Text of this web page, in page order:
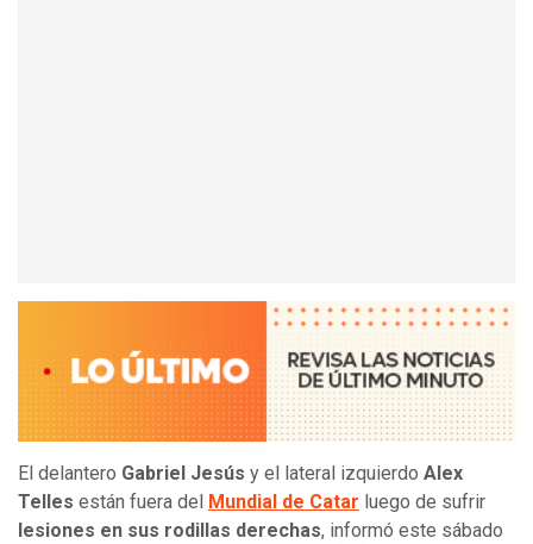
El delantero Gabriel Jesús y el lateral izquierdo Alex
Telles están fuera del Mundial de Catar luego de sufrir
lesiones en sus rodillas derechas, informó este sábado